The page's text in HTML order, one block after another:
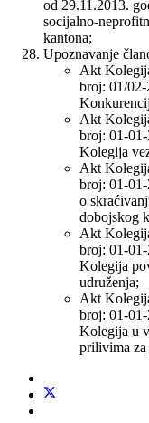
od 29.11.2013.
socijalno-
kantona;
Upoznavanje
Akt
broj: 01/
Akt
broj: 01-
Kolegija
Akt
broj: 01-
o
dobojskog
Akt
broj: 01-
Kolegija
udruženja;
Akt
broj: 01-
Kolegija u
prilivima za